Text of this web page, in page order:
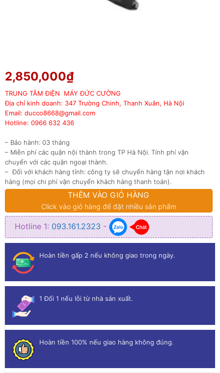
2,850,000₫
TRUNG TÂM ĐIỆN MÁY ĐỨC CƯỜNG
Địa chỉ kinh doanh: 347 Trường Chinh, Thanh Xuân, Hà Nội
Email: ducco8668@gmail.com
Hotline: 0966 632 436
– Bảo hành: 03 tháng
– Miễn phí các quận nội thành trong TP Hà Nội. Tính phí vận
chuyển với các quận ngoại thành.
– Đối với khách hàng tỉnh: công ty sẽ chuyển hàng tận nơi khách
hàng (mọi chi phí vận chuyển khách hàng thanh toán).
THÊM VÀO GIỎ HÀNG
Click vào giỏ hàng để đặt nhiều sản phẩm
Hotline 1: 093.161.2323 -
Hoàn tiền gấp 2 nếu không giao trong ngày.
1 Đổi 1 nếu lỗi từ nhà sản xuất.
Hoàn tiền 100% nếu giao hàng không đúng.